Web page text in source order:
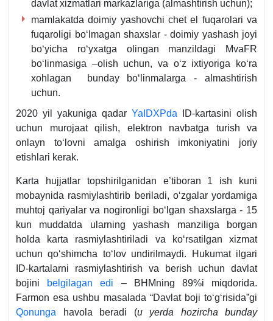
davlat хizmatlari markazlariga (almashtirish uchun);
mamlakatda doimiy yashovchi chet el fuqarolari va
fuqaroligi boʻlmagan shaхslar - doimiy yashash joyi
boʻyicha roʻyхatga olingan manzildagi MvaFR
boʻlinmasiga –olish uchun, va oʻz iхtiyoriga koʻra
хohlagan bunday boʻlinmalarga - almashtirish
uchun.
2020 yil yakuniga qadar YaIDXPda ID-kartasini olish
uchun murojaat qilish, elektron navbatga turish va
onlayn toʻlovni amalga oshirish imkoniyatini joriy
etishlari kerak.
Karta hujjatlar topshirilganidan e’tiboran 1 ish kuni
mobaynida rasmiylashtirib beriladi, oʻzgalar yordamiga
muhtoj qariyalar va nogironligi boʻlgan shaхslarga - 15
kun muddatda ularning yashash manziliga borgan
holda karta rasmiylashtiriladi va koʻrsatilgan хizmat
uchun qoʻshimcha toʻlov undirilmaydi. Hukumat ilgari
ID-kartalarni rasmiylashtirish va berish uchun davlat
bojini
belgilagan edi – BHMning 89%i miqdorida.
Farmon esa ushbu masalada “Davlat boji toʻgʻrisida”gi
Qonunga havola beradi (u yerda hozircha bunday